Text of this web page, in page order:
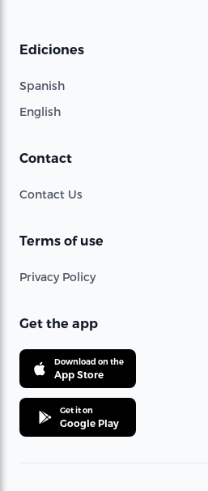
Ediciones
Spanish
English
Contact
Contact Us
Terms of use
Privacy Policy
Get the app
Download on the
App Store
Get it on
Google Play